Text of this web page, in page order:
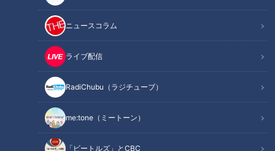
ニュースコラム
ライブ配信
RadiChubu（ラジチューブ）
me:tone（ミートーン）
「ビートルズ」とCBC
記事に戻る